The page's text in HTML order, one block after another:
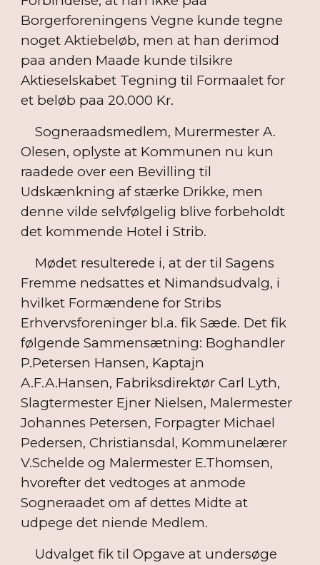
Borgerforeningens Vegne kunde tegne
noget Aktiebeløb, men at han derimod
paa anden Maade kunde tilsikre
Aktieselskabet Tegning til Formaalet for
et beløb paa 20.000 Kr.
Sogneraadsmedlem, Murermester A.
Olesen, oplyste at Kommunen nu kun
raadede over een Bevilling til
Udskænkning af stærke Drikke, men
denne vilde selvfølgelig blive forbeholdt
det kommende Hotel i Strib.
Mødet resulterede i, at der til Sagens
Fremme nedsattes et Nimandsudvalg, i
hvilket Formændene for Stribs
Erhvervsforeninger bl.a. fik Sæde. Det fik
følgende Sammensætning: Boghandler
P.Petersen Hansen, Kaptajn
A.F.A.Hansen, Fabriksdirektør Carl Lyth,
Slagtermester Ejner Nielsen, Malermester
Johannes Petersen, Forpagter Michael
Pedersen, Christiansdal, Kommunelærer
V.Schelde og Malermester E.Thomsen,
hvorefter det vedtoges at anmode
Sogneraadet om af dettes Midte at
udpege det niende Medlem.
Udvalget fik til Opgave at undersøge